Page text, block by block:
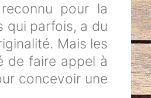
pour la
qui parfois, a du
Mais les
de faire appel à
concevoir une